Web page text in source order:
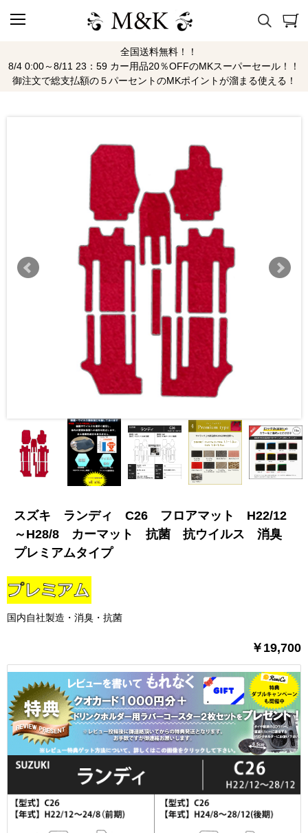
全国送料無料！！
8/4 0:00～8/11 23：59 カー用品20％OFFのMKスーパーセール！！
御注文で総支払額の５パーセントのMKポイントが溜まる使える！
スズキ ランディ C26 フロアマット H22/12
～H28/8 カーマット 抗菌 抗ウイルス 消臭
プレミアムタイプ
国内自社製造・消臭・抗菌
￥19,700